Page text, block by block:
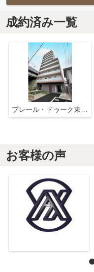
成約済み一覧
プレール・ドゥーク東向島
お客様の声